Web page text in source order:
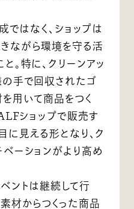
ではなく、ショップは
ながら環境を守る活
。特に、クリーンアッ
の手で回収されたゴ
用いて商品をつく
ショップで販売す
に見える形となり、ク
ーションがより高め
ントは継続して行
材からつくった商品